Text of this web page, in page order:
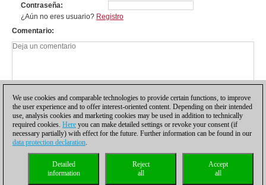
Contraseña
¿Aún no eres usuario? Registro
Comentario
Política de privacidad |Para contactar Cookies Management
Licencias
Compliance Hotline
We use cookies and comparable technologies to provide certain functions, to improve
the user experience and to offer interest-oriented content. Depending on their intended
use, analysis cookies and marketing cookies may be used in addition to technically
required cookies. Here you can make detailed settings or revoke your consent (if
necessary partially) with effect for the future. Further information can be found in our
data protection declaration.
Accept
all
Reject
all
Detailed
information